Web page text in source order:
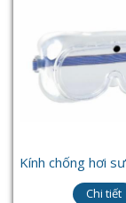
Chi tiết